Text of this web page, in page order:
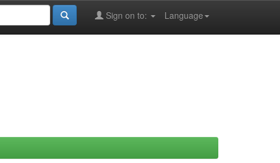
Language
Sign on to: